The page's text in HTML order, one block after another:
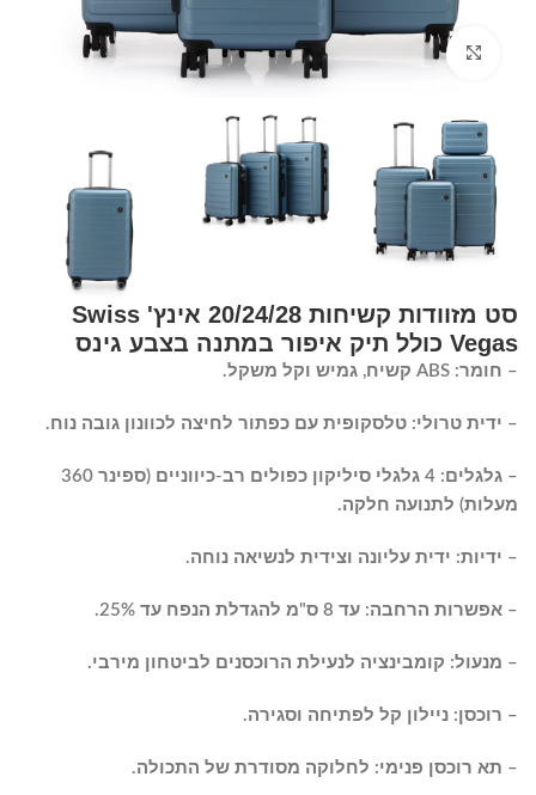
Click to enlarge
סט מזוודות קשיחות 20/24/28 אינץ' Swiss
Vegas כולל תיק איפור במתנה בצבע גינס
– חומר: ABS קשיח, גמיש וקל משקל.
– ידית טרולי: טלסקופית עם כפתור לחיצה לכוונון גובה נוח.
– גלגלים: 4 גלגלי סיליקון כפולים רב-כיווניים (ספינר 360
מעלות) לתנועה חלקה.
– ידיות: ידית עליונה וצידית לנשיאה נוחה.
– אפשרות הרחבה: עד 8 ס"מ להגדלת הנפח עד 25%.
– מנעול: קומבינציה לנעילת הרוכסנים לביטחון מירבי.
– רוכסן: ניילון קל לפתיחה וסגירה.
– תא רוכסן פנימי: לחלוקה מסודרת של התכולה.